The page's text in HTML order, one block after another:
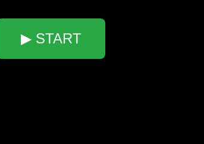
▶ START